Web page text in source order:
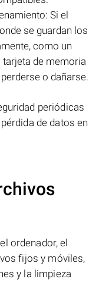
Si el
se guardan los
como un
de memoria
o dañarse.
periódicas
de datos en
ordenador, el
fijos y móviles,
y la limpieza